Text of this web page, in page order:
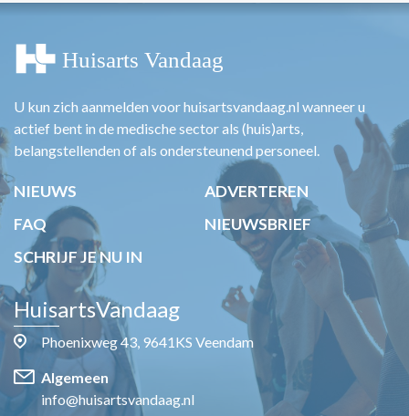
U kun zich aanmelden voor huisartsvandaag.nl wanneer u
actief bent in de medische sector als (huis)arts,
belangstellenden of als ondersteunend personeel.
NIEUWS
ADVERTEREN
FAQ
NIEUWSBRIEF
SCHRIJF JE NU IN
HuisartsVandaag
Phoenixweg 43, 9641KS Veendam
Algemeen
info@huisartsvandaag.nl